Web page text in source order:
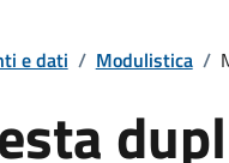
e dati / Modulistica /